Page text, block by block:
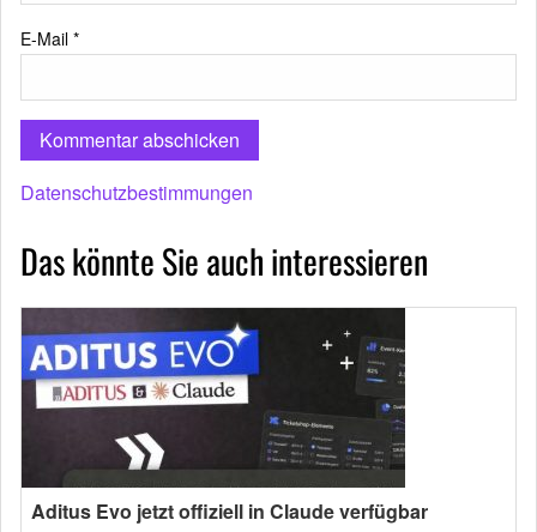
E-Mail *
Datenschutzbestimmungen
Das könnte Sie auch interessieren
Aditus Evo jetzt offiziell in Claude verfügbar